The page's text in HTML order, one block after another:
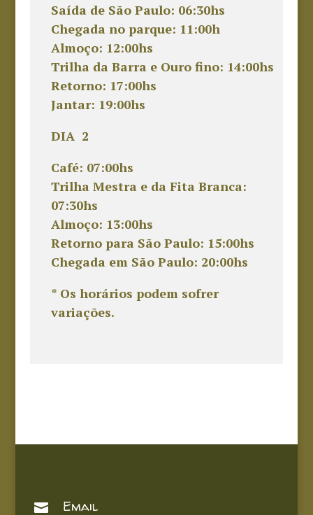
Saída de São Paulo: 06:30hs
Chegada no parque: 11:00h
Almoço: 12:00hs
Trilha da Barra e Ouro fino: 14:00hs
Retorno: 17:00hs
Jantar: 19:00hs
DIA 2
Café: 07:00hs
Trilha Mestra e da Fita Branca:
07:30hs
Almoço: 13:00hs
Retorno para São Paulo: 15:00hs
Chegada em São Paulo: 20:00hs
* Os horários podem sofrer
variações.
 Email